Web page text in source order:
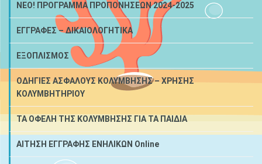
NEO! ΠΡΟΓΡΑΜΜΑ ΠΡΟΠΟΝΗΣΕΩΝ 2024-2025
ΕΓΓΡΑΦΕΣ – ΔΙΚΑΙΟΛΟΓΗΤΙΚΑ
ΕΞΟΠΛΙΣΜΟΣ
ΟΔΗΓΙΕΣ ΑΣΦΑΛΟΥΣ ΚΟΛΥΜΒΗΣΗΣ – ΧΡΗΣΗΣ
ΚΟΛΥΜΒΗΤΗΡΙΟΥ
ΤΑ ΟΦΕΛΗ ΤΗΣ ΚΟΛΥΜΒΗΣΗΣ ΓΙΑ ΤΑ ΠΑΙΔΙΑ
ΑΙΤΗΣΗ ΕΓΓΡΑΦΗΣ ΕΝΗΛΙΚΩΝ Online